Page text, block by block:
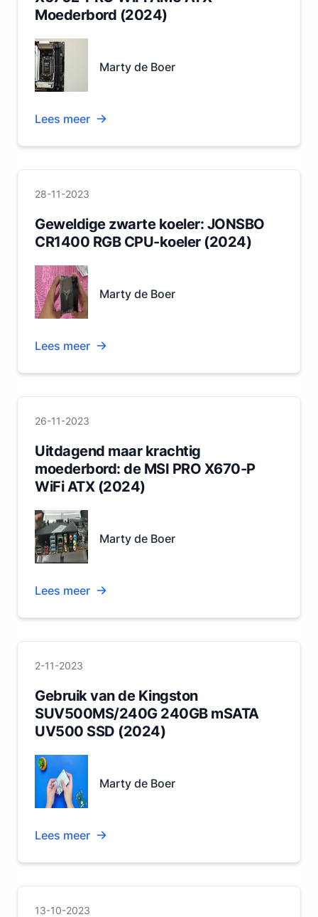
Moederbord (2024)
Marty de Boer
Lees meer
28-11-2023
Geweldige zwarte koeler: JONSBO
CR1400 RGB CPU-koeler (2024)
Marty de Boer
Lees meer
26-11-2023
Uitdagend maar krachtig
moederbord: de MSI PRO X670-P
WiFi ATX (2024)
Marty de Boer
Lees meer
2-11-2023
Gebruik van de Kingston
SUV500MS/240G 240GB mSATA
UV500 SSD (2024)
Marty de Boer
Lees meer
13-10-2023